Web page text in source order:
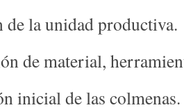
la unidad productiva.
de material,
inicial de las colmenas.